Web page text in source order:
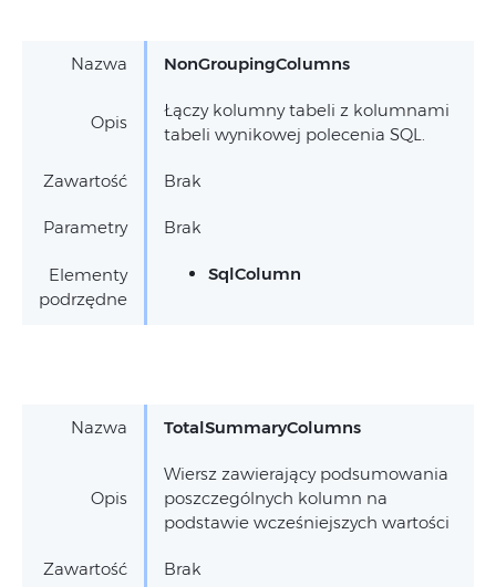
Nazwa NonGroupingColumns
Opis
Łączy kolumny tabeli z kolumnami
tabeli wynikowej polecenia SQL.
Zawartość Brak
Parametry Brak
Elementy
podrzędne
SqlColumn
Nazwa TotalSummaryColumns
Opis
Wiersz zawierający podsumowania
poszczególnych kolumn na
podstawie wcześniejszych wartości
Zawartość Brak